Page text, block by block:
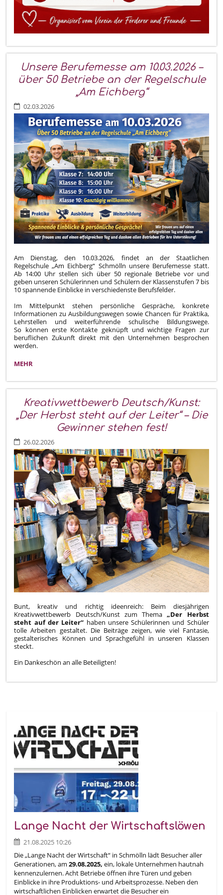
Unsere Berufemesse am 10.03.2026 –
über 50 Betriebe an der Regelschule
„Am Eichberg“
02.03.2026
Am Dienstag, den 10.03.2026, findet an der Staatlichen
Regelschule „Am Eichberg“ Schmölln unsere Berufemesse statt.
Ab 14:00 Uhr stellen sich über 50 regionale Betriebe vor und
geben unseren Schülerinnen und Schülern der Klassenstufen 7 bis
10 spannende Einblicke in verschiedenste Berufsfelder.
Im Mittelpunkt stehen persönliche Gespräche, konkrete
Informationen zu Ausbildungswegen sowie Chancen für Praktika,
Lehrstellen und weiterführende schulische Bildungswege.
So können erste Kontakte geknüpft und wichtige Fragen zur
beruflichen Zukunft direkt mit den Unternehmen besprochen
werden.
UNSERE
AM
10.03.2026
ÜBER
50
DER
REGELSCHULE
„AM
EICHBERG“:
MEHR
Kreativwettbewerb Deutsch/Kunst:
„Der Herbst steht auf der Leiter“ – Die
Gewinner stehen fest!
26.02.2026
Bunt, kreativ und richtig ideenreich: Beim diesjährigen
Kreativwettbewerb Deutsch/Kunst zum Thema „Der Herbst
steht auf der Leiter“ haben unsere Schülerinnen und Schüler
tolle Arbeiten gestaltet. Die Beiträge zeigen, wie viel Fantasie,
gestalterisches Können und Sprachgefühl in unseren Klassen
steckt.
Ein Dankeschön an alle Beteiligten!
Lange Nacht der Wirtschaftslöwen
21.08.2025 10:26
Die „Lange Nacht der Wirtschaft“ in Schmölln lädt Besucher aller
Generationen, am29.08.2025, ein, lokale Unternehmen hautnah
kennenzulernen. Acht Betriebe öffnen ihre Türen und geben
Einblicke in ihre Produktions- und Arbeitsprozesse. Neben den
wirtschaftlichen Einblicken erwartet die Besucher ein